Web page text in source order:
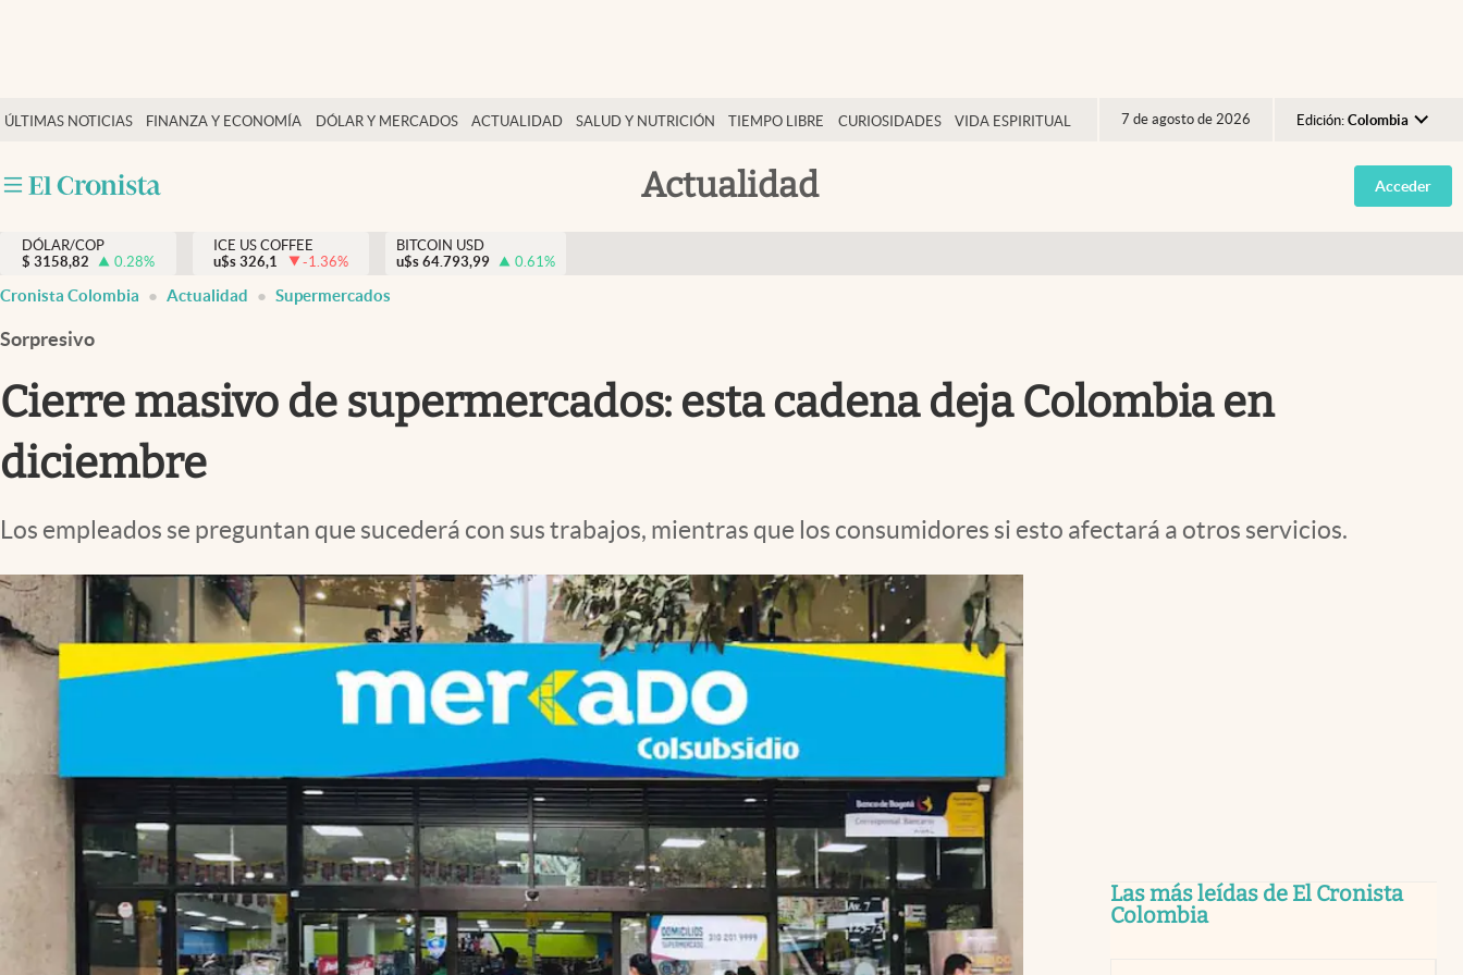
ÚLTIMAS NOTICIAS FINANZA Y ECONOMÍA DÓLAR Y MERCADOS ACTUALIDAD SALUD Y NUTRICIÓN TIEMPO LIBRE CURIOSIDADES VIDA ESPIRITUAL 7 de agosto de 2026 Edición: Colombia
Argentina
España
Actualidad
Salud y nutrición
Tiempo libre
Dólar y mercados
Curiosidades
Acceder
DÓLAR/COP
$ 3158,82 0.28%
ICE US COFFEE
u$s 326,1 -1.36%
BITCOIN USD
u$s 64.793,99 0.61%
Cronista Colombia Actualidad Supermercados
Sorpresivo
Cierre masivo de supermercados: esta cadena deja Colombia en
diciembre
Los empleados se preguntan que sucederá con sus trabajos, mientras que los consumidores si esto afectará a otros servicios.
Las más leídas de El Cronista
Colombia